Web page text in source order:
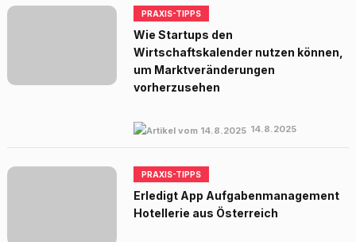
PRAXIS-TIPPS
Wie Startups den
Wirtschaftskalender nutzen können,
um Marktveränderungen
vorherzusehen
14.8.2025
PRAXIS-TIPPS
Erledigt App Aufgabenmanagement
Hotellerie aus Österreich